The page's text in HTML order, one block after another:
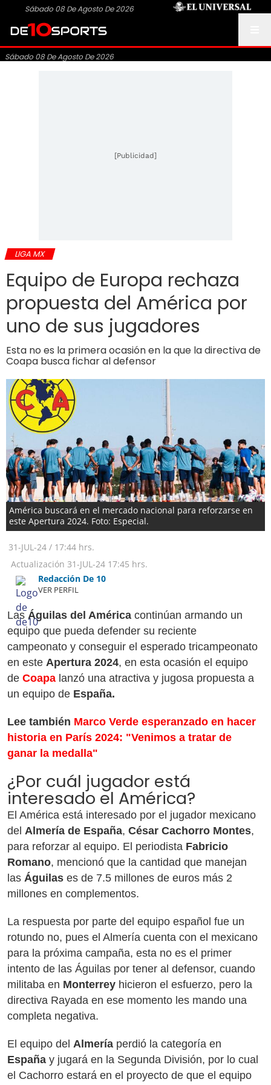
Sábado 08 De Agosto De 2026
Sábado 08 De Agosto De 2026
[Publicidad]
LIGA MX
Equipo de Europa rechaza
propuesta del América por
uno de sus jugadores
Esta no es la primera ocasión en la que la directiva de
Coapa busca fichar al defensor
América buscará en el mercado nacional para reforzarse en
este Apertura 2024. Foto: Especial.
31-JUL-24 / 17:44 hrs.
Actualización 31-JUL-24 17:45 hrs.
Redacción De 10
VER PERFIL
Las Águilas del América continúan armando un
equipo que pueda defender su reciente
campeonato y conseguir el esperado tricampeonato
en este Apertura 2024, en esta ocasión el equipo
de Coapa lanzó una atractiva y jugosa propuesta a
un equipo de España.
Lee también Marco Verde esperanzado en hacer
historia en París 2024: "Venimos a tratar de
ganar la medalla"
¿Por cuál jugador está
interesado el América?
El América está interesado por el jugador mexicano
del Almería de España, César Cachorro Montes,
para reforzar al equipo. El periodista Fabricio
Romano, mencionó que la cantidad que manejan
las Águilas es de 7.5 millones de euros más 2
millones en complementos.
La respuesta por parte del equipo español fue un
rotundo no, pues el Almería cuenta con el mexicano
para la próxima campaña, esta no es el primer
intento de las Águilas por tener al defensor, cuando
militaba en Monterrey hicieron el esfuerzo, pero la
directiva Rayada en ese momento les mando una
completa negativa.
El equipo del Almería perdió la categoría en
España y jugará en la Segunda División, por lo cual
el Cachorro estará en el proyecto de que el equipo